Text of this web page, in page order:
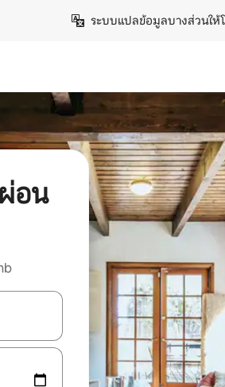
ระบบแปลข้อมูลบางส่วนให้
อน
รวจผลการค้นหา